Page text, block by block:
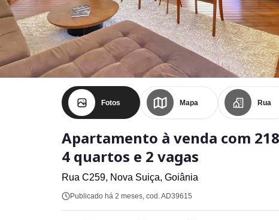
Fotos Mapa Rua
Apartamento à venda com
4 quartos e 2 vagas
Rua C259, Nova Suiça, Goiânia
Publicado há 2 meses, cod. AD39615